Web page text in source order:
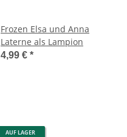
Frozen Elsa und Anna
Laterne als Lampion
4,99 € *
AUF LAGER